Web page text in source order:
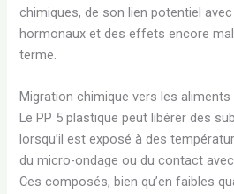
chimiques, de son lien potentiel
hormonaux et des effets encore
terme.
Migration chimique vers les
Le PP 5 plastique peut libérer des
lorsqu’il est exposé à des
du micro-ondage ou du contact
Ces composés, bien qu’en faibles